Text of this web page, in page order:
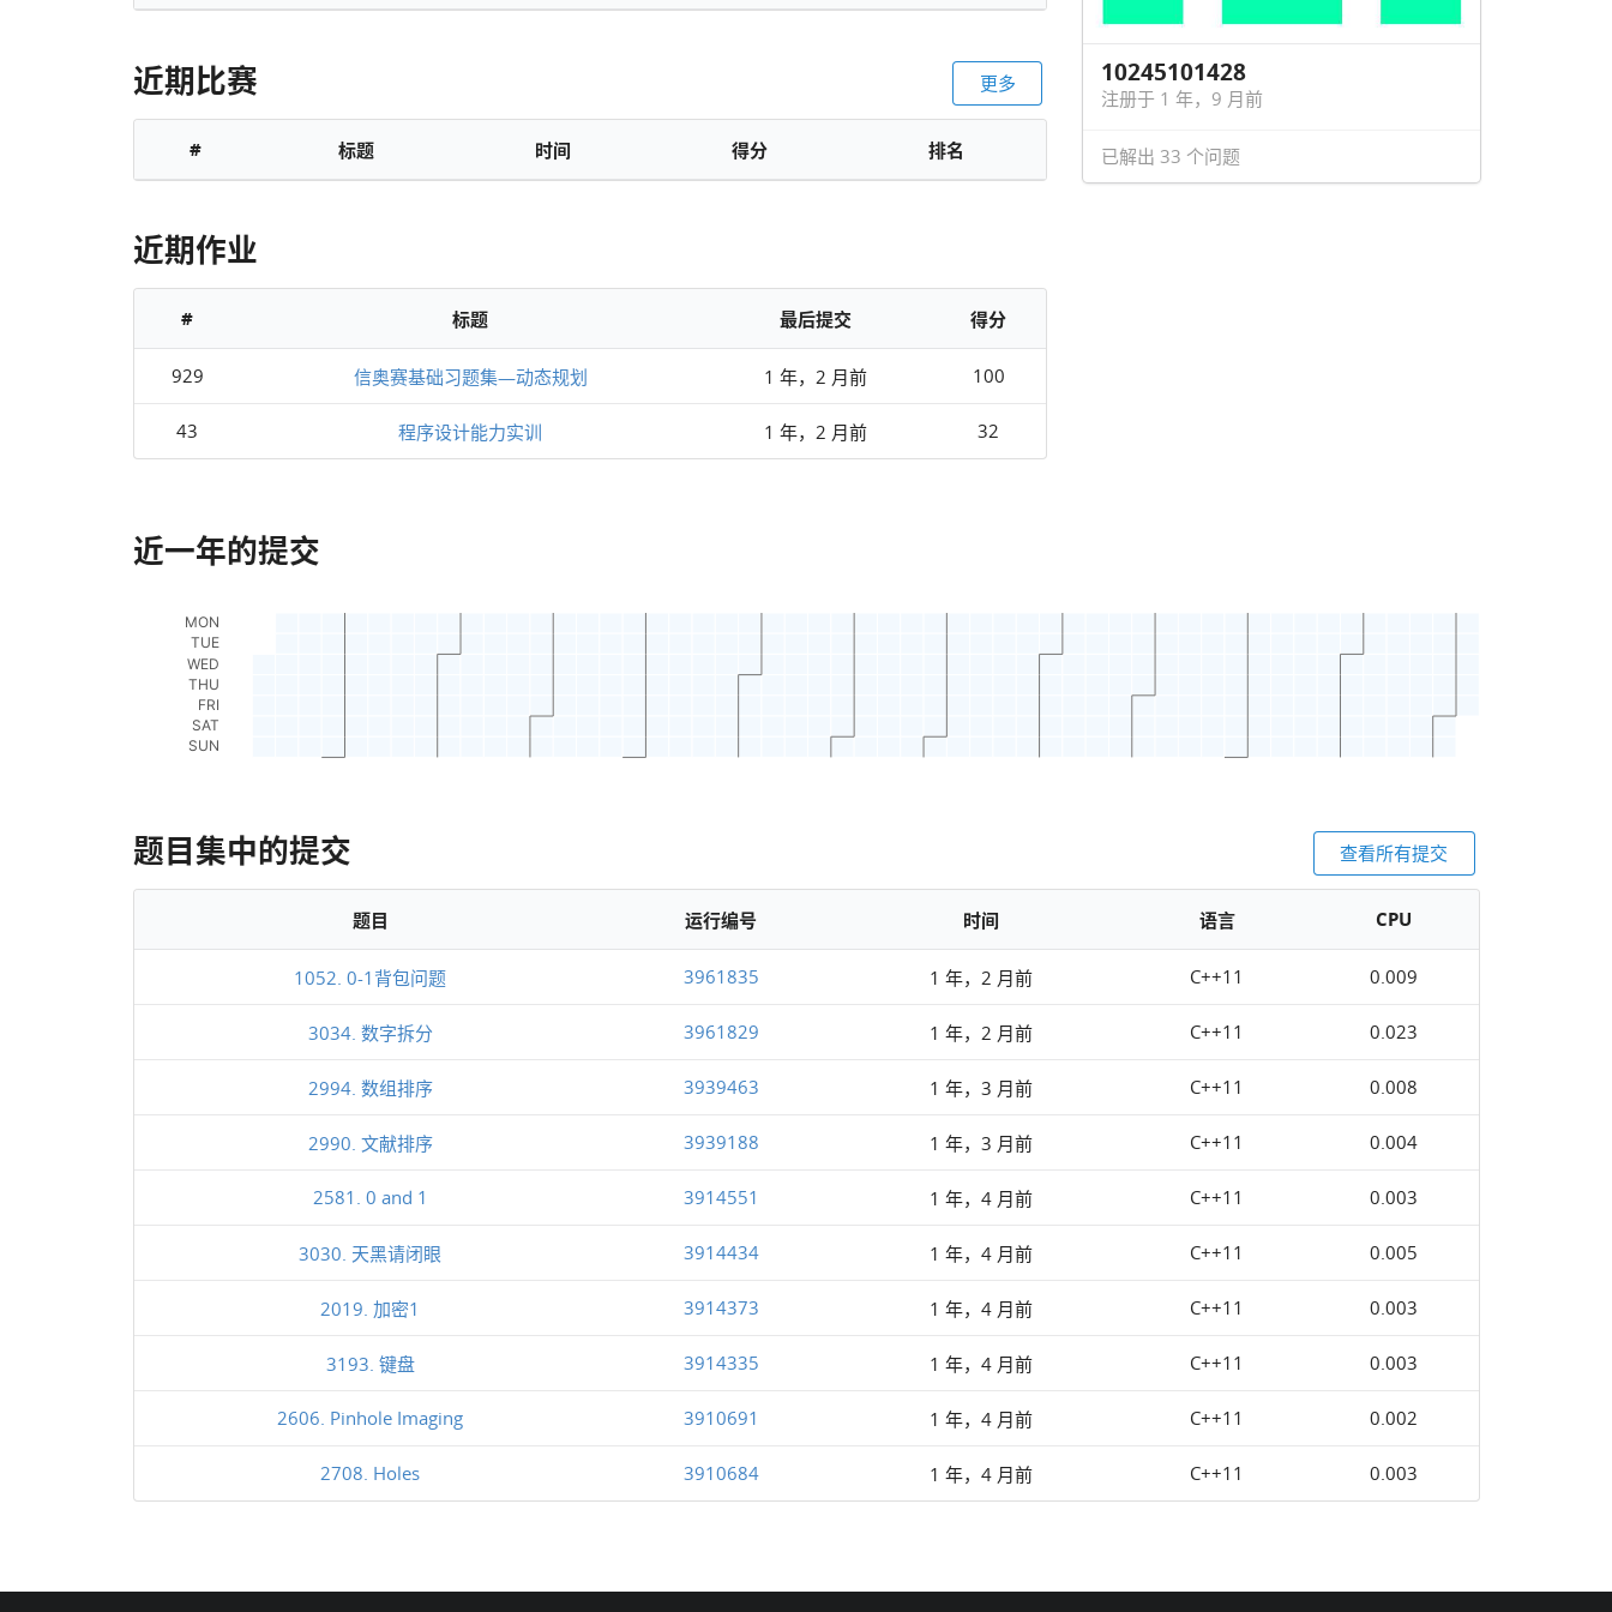
近期比赛 更多
# 标题 时间 得分 排名
近期作业
# 标题 最后提交 得分
929 信奥赛基础习题集—动态规划 1 年，2 月前 100
43 程序设计能力实训 1 年，2 月前 32
10245101428
注册于 1 年，9 月前
已解出 33 个问题
近一年的提交
题目集中的提交 查看所有提交
题目 运行编号 时间 语言 CPU
1052. 0-1背包问题 3961835 1 年，2 月前 C++11 0.009
3034. 数字拆分 3961829 1 年，2 月前 C++11 0.023
2994. 数组排序 3939463 1 年，3 月前 C++11 0.008
2990. 文献排序 3939188 1 年，3 月前 C++11 0.004
2581. 0 and 1 3914551 1 年，4 月前 C++11 0.003
3030. 天黑请闭眼 3914434 1 年，4 月前 C++11 0.005
2019. 加密1 3914373 1 年，4 月前 C++11 0.003
3193. 键盘 3914335 1 年，4 月前 C++11 0.003
2606. Pinhole Imaging 3910691 1 年，4 月前 C++11 0.002
2708. Holes 3910684 1 年，4 月前 C++11 0.003